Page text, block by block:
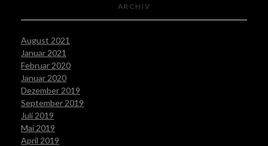
ARCHIV
August 2021
Januar 2021
Februar 2020
Januar 2020
Dezember 2019
September 2019
Juli 2019
Mai 2019
April 2019